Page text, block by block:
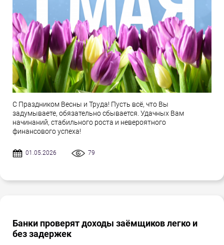
С Праздником Весны и Труда! Пусть всё, что Вы
задумываете, обязательно сбывается. Удачных Вам
начинаний, стабильного роста и невероятного
финансового успеха!
01.05.2026 79
Банки проверят доходы заёмщиков легко и
без задержек